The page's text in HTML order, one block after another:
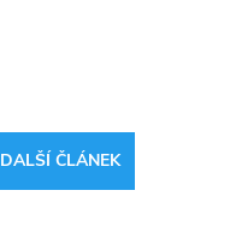
DALŠÍ ČLÁNEK